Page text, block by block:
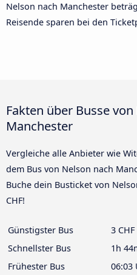
Nelson nach Manchester
Reisende sparen bei den
Fakten über Busse
Manchester
Vergleiche alle Anbieter wie
dem Bus von Nelson nach
Buche dein Busticket von
CHF!
Günstigster Bus
3 CHF
Schnellster Bus
1h
Frühester Bus
06:03